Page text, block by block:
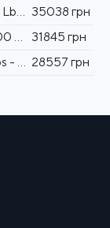
Лебідка електрична Husar BST S 12000 Lbs synthetic 5443 кг 12 В 35038 грн
Лебідка автомобільна T-Max HEW-9500 - 12 вольт / 4305 кг X Power
31845 грн
Лебідка електрична Husar BST 8500 Lbs - 3856 кг 12 В Synthetic 28557 грн